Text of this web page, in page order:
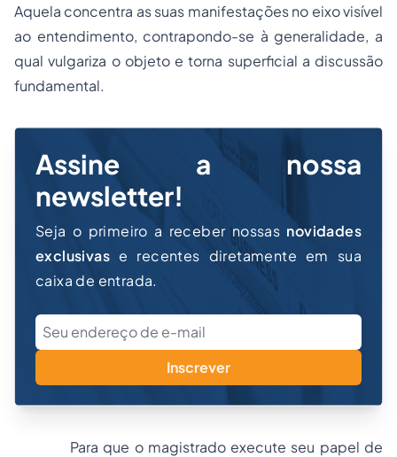
Aquela concentra as suas manifestações no eixo visível
ao entendimento, contrapondo-se à generalidade, a
qual vulgariza o objeto e torna superficial a discussão
fundamental.
Assine a nossa
newsletter!
Seja o primeiro a receber nossas novidades
exclusivas e recentes diretamente em sua
caixa de entrada.
Inscrever
Para que o magistrado execute seu papel de